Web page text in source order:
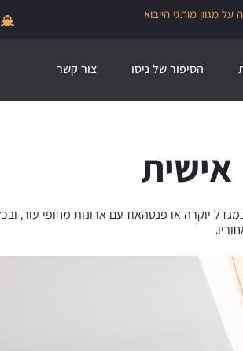
גם קצת עיצוב מהעולם, 30% הנחה על מגוון מותגי הייבוא
הסיפור של ניסו צור קשר
יוקרה או פנטהאוז עם ארונות מחופי עור,